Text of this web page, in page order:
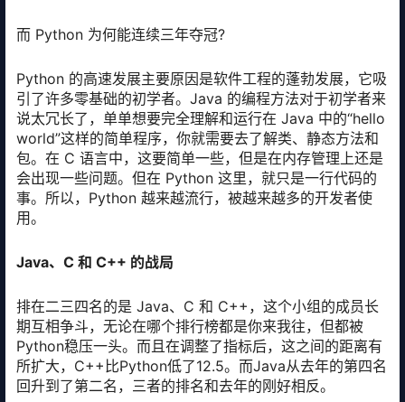
而 Python 为何能连续三年夺冠?
Python 的高速发展主要原因是软件工程的蓬勃发展，它吸
引了许多零基础的初学者。Java 的编程方法对于初学者来
说太冗长了，单单想要完全理解和运行在 Java 中的“hello
world”这样的简单程序，你就需要去了解类、静态方法和
包。在 C 语言中，这要简单一些，但是在内存管理上还是
会出现一些问题。但在 Python 这里，就只是一行代码的
事。所以，Python 越来越流行，被越来越多的开发者使
用。
Java、C 和 C++ 的战局
排在二三四名的是 Java、C 和 C++，这个小组的成员长
期互相争斗，无论在哪个排行榜都是你来我往，但都被
Python稳压一头。而且在调整了指标后，这之间的距离有
所扩大，C++比Python低了12.5。而Java从去年的第四名
回升到了第二名，三者的排名和去年的刚好相反。